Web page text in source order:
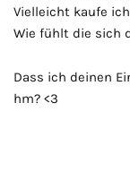
Vielleicht kaufe
Wie fühlt die sich
Dass ich deinen
hm? <3